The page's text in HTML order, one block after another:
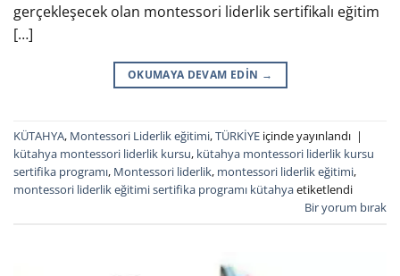
gerçekleşecek olan montessori liderlik sertifikalı eğitim
[…]
OKUMAYA DEVAM EDIN →
KÜTAHYA, Montessori Liderlik eğitimi,TÜRKİYE içinde yayınlandı |
kütahya montessori liderlik kursu, kütahya montessori liderlik kursu
sertifika programı, Montessori liderlik, montessori liderlik eğitimi,
montessori liderlik eğitimi sertifika programı kütahyaetiketlendi
Bir yorum bırak